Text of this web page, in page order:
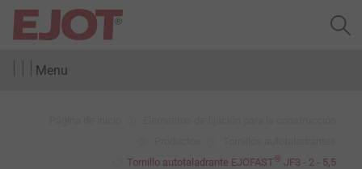
Menu
Tornillo autotaladrante EJOFAST® JF3 - 2 - 5,5